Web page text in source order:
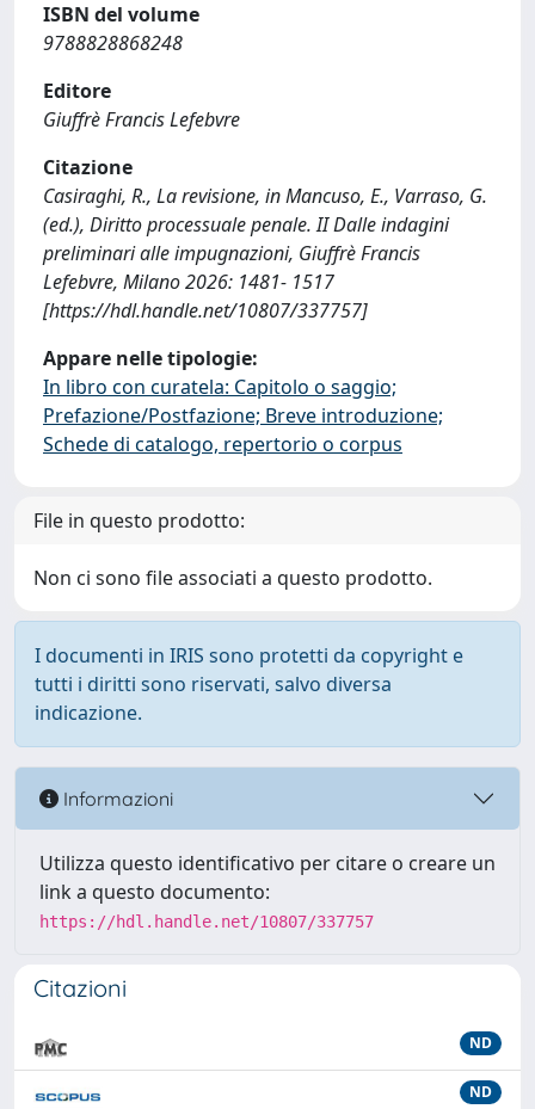
ISBN del volume
9788828868248
Editore
Giuffrè Francis Lefebvre
Citazione
Casiraghi, R., La revisione, in Mancuso, E., Varraso, G.
(ed.), Diritto processuale penale. II Dalle indagini
preliminari alle impugnazioni, Giuffrè Francis
Lefebvre, Milano 2026: 1481- 1517
[https://hdl.handle.net/10807/337757]
Appare nelle tipologie:
In libro con curatela: Capitolo o saggio;
Prefazione/Postfazione; Breve introduzione;
Schede di catalogo, repertorio o corpus
File in questo prodotto:
Non ci sono file associati a questo prodotto.
I documenti in IRIS sono protetti da copyright e
tutti i diritti sono riservati, salvo diversa
indicazione.
Informazioni
Utilizza questo identificativo per citare o creare un
link a questo documento:
https://hdl.handle.net/10807/337757
Citazioni
ND
ND